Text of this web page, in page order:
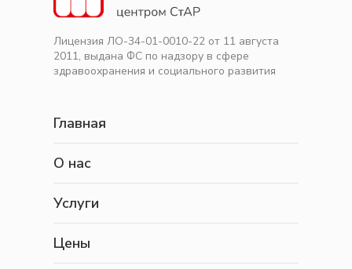
Лицензия ЛО-34-01-0010-22 от 11 августа
2011, выдана ФС по надзору в сфере
здравоохранения и социального развития
Главная
О нас
Услуги
Цены